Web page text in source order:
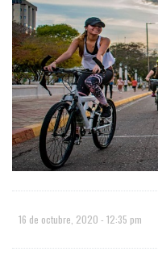
16 de octubre, 2020 - 12:35 pm